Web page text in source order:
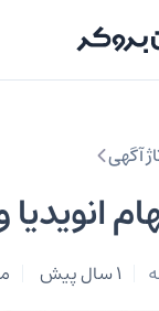
آگهی
1 سال پیش